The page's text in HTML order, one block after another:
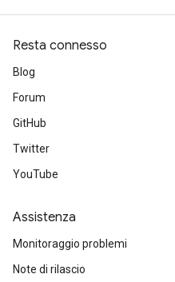
Resta connesso
Blog
Forum
GitHub
Twitter
YouTube
Assistenza
Monitoraggio problemi
Note di rilascio